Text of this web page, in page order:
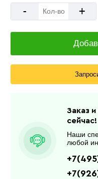
- +
Заказ
сейчас!
Наши
любой